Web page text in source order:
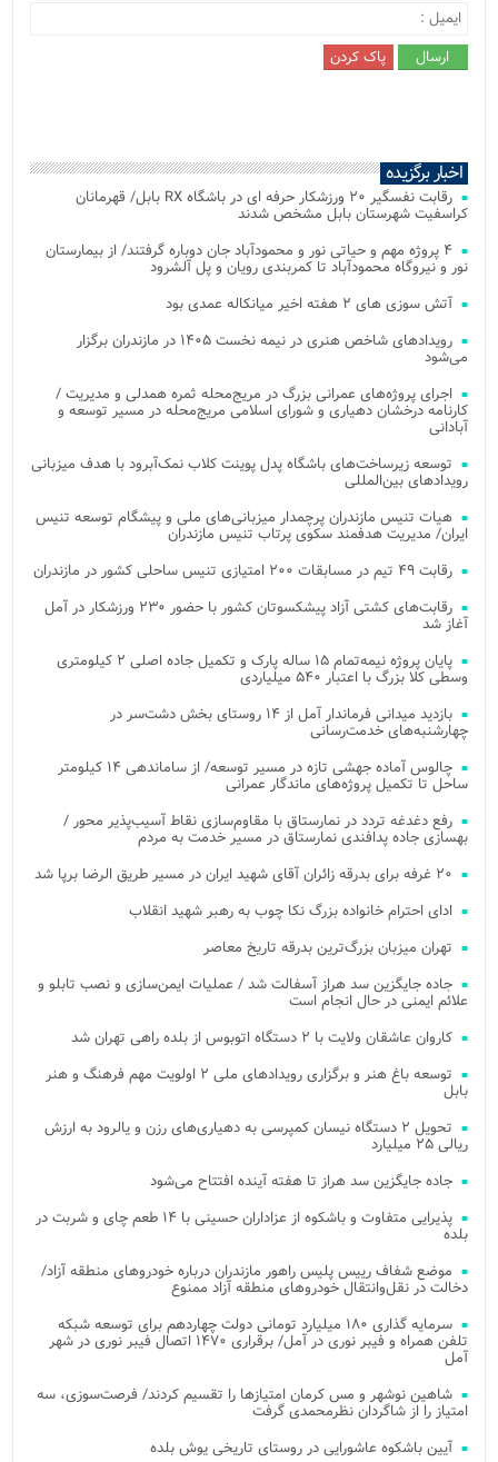
اخبار برگزیده
رقابت نفسگیر ۲۰ ورزشکار حرفه ای در باشگاه RX بابل/ قهرمانان
کراسفیت شهرستان بابل مشخص شدند
۴ پروژه مهم و حیاتی نور و محمودآباد جان دوباره گرفتند/ از بیمارستان
نور و نیروگاه محمودآباد تا کمربندی رویان و پل آلشرود
آتش‌ سوزی‌ های ۲ هفته اخیر میانکاله عمدی بود
رویدادهای شاخص هنری در نیمه نخست ۱۴۰۵ در مازندران برگزار
می‌شود
اجرای پروژه‌های عمرانی بزرگ در مریج‌محله ثمره همدلی و مدیریت /
کارنامه درخشان دهیاری و شورای اسلامی مریج‌محله در مسیر توسعه و
آبادانی
توسعه زیرساخت‌های باشگاه پدل پوینت کلاب نمک‌آبرود با هدف میزبانی
رویدادهای بین‌المللی
هیات تنیس مازندران پرچمدار میزبانی‌های ملی و پیشگام توسعه تنیس
ایران/ مدیریت هدفمند سکوی پرتاب تنیس مازندران
رقابت ۴۹ تیم در مسابقات ۲۰۰ امتیازی تنیس ساحلی کشور در مازندران
رقابت‌های کشتی آزاد پیشکسوتان کشور با حضور ۲۳۰ ورزشکار در آمل
آغاز شد
پایان پروژه نیمه‌تمام ۱۵ ساله پارک و تکمیل جاده اصلی ۲ کیلومتری
وسطی کلا بزرگ با اعتبار ۵۴۰ میلیاردی
بازدید میدانی فرماندار آمل از ۱۴ روستای بخش دشت‌سر در
چهارشنبه‌های خدمت‌رسانی
چالوس آماده جهشی تازه در مسیر توسعه/ از ساماندهی ۱۴ کیلومتر
ساحل تا تکمیل پروژه‌های ماندگار عمرانی
رفع دغدغه تردد در نمارستاق با مقاوم‌سازی نقاط آسیب‌پذیر محور /
بهسازی جاده پدافندی نمارستاق در مسیر خدمت به مردم
۲۰ غرفه برای بدرقه زائران آقای شهید ایران در مسیر طریق الرضا برپا شد
ادای احترام خانواده بزرگ نکا چوب به رهبر شهید انقلاب
تهران میزبان بزرگ‌ترین بدرقه تاریخ معاصر
جاده جایگزین سد هراز آسفالت شد / عملیات ایمن‌سازی و نصب تابلو و
علائم ایمنی در حال انجام است
کاروان عاشقان ولایت با ۲ دستگاه اتوبوس از بلده راهی تهران شد
توسعه باغ هنر و برگزاری رویدادهای ملی ۲ اولویت مهم فرهنگ و هنر
بابل
تحویل ۲ دستگاه نیسان کمپرسی به دهیاری‌های رزن و یالرود به ارزش
ریالی ۲۵ میلیارد
جاده جایگزین سد هراز تا هفته آینده افتتاح می‌شود
پذیرایی متفاوت و باشکوه از عزاداران حسینی با ۱۴ طعم چای و شربت در
بلده
موضع شفاف رییس پلیس راهور مازندران درباره خودروهای منطقه آزاد/
دخالت در نقل‌وانتقال خودروهای منطقه آزاد ممنوع
سرمایه گذاری ۱۸۰ میلیارد تومانی دولت چهاردهم برای توسعه شبکه
تلفن همراه و فیبر نوری در آمل/ برقراری ۱۴۷۰ اتصال فیبر نوری در شهر
آمل
شاهین نوشهر و مس کرمان امتیازها را تقسیم کردند/ فرصت‌سوزی، سه
امتیاز را از شاگردان نظرمحمدی گرفت
آیین باشکوه عاشورایی در روستای تاریخی یوش بلده